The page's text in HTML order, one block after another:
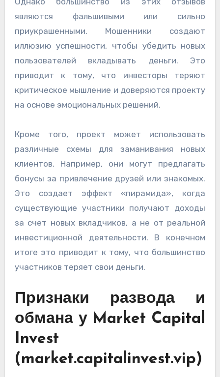
являются фальшивыми или сильно
приукрашенными. Мошенники создают
иллюзию успешности, чтобы убедить новых
пользователей вкладывать деньги. Это
приводит к тому, что инвесторы теряют
критическое мышление и доверяются проекту
на основе эмоциональных решений.
Кроме того, проект может использовать
различные схемы для заманивания новых
клиентов. Например, они могут предлагать
бонусы за привлечение друзей или знакомых.
Это создает эффект «пирамида», когда
существующие участники получают доходы
за счет новых вкладчиков, а не от реальной
инвестиционной деятельности. В конечном
итоге это приводит к тому, что большинство
участников теряет свои деньги.
Признаки развода и
обмана у Market Capital
Invest
(market.capitalinvest.vip)